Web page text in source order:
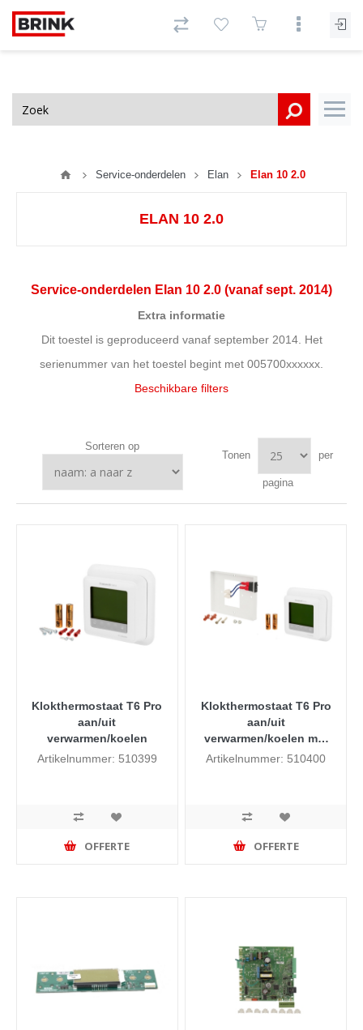
Service-onderdelen Elan Elan 10 2.0
ELAN 10 2.0
Service-onderdelen Elan 10 2.0 (vanaf sept. 2014)
Extra informatie
Dit toestel is geproduceerd vanaf september 2014. Het
serienummer van het toestel begint met 005700xxxxxx.
Beschikbare filters
Sorteren op
Tonen per
pagina
Klokthermostaat T6 Pro
aan/uit
verwarmen/koelen
Artikelnummer: 510399
OFFERTE
Klokthermostaat T6 Pro
aan/uit
verwarmen/koelen met
MIT-schakelaar (2
Artikelnummer: 510400
OFFERTE